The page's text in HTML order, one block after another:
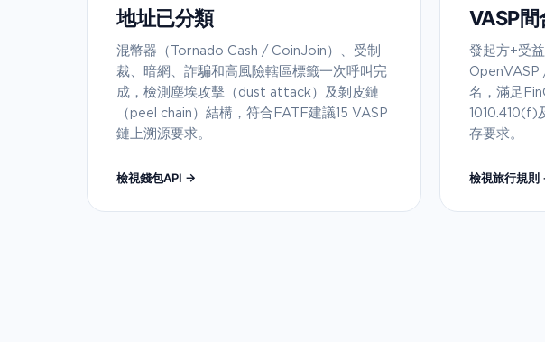
地址已分類
混幣器（Tornado Cash / CoinJoin）、受制
裁、暗網、詐騙和高風險轄區標籤一次呼叫完
成，檢測塵埃攻擊（dust attack）及剝皮鏈
（peel chain）結構，符合FATF建議15 VASP
鏈上溯源要求。
檢視錢包API →
VASP
發起方+受
OpenVASP
名，滿足
1010.410(f)
存要求。
檢視旅行規則